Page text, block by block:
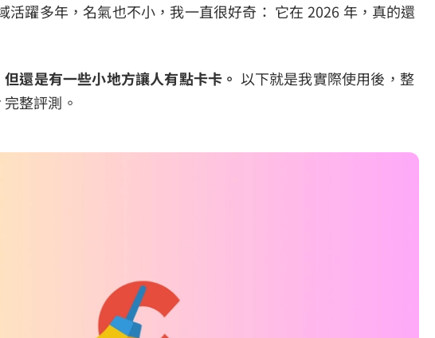
活躍多年，名氣也不小，我一直很好奇： 它在 2026 年，真的還
還是有一些小地方讓人有點卡卡。 以下就是我實際使用後，整
整評測。